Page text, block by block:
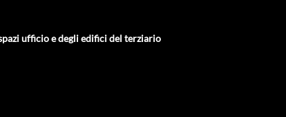
ufficio e degli edifici del terziario